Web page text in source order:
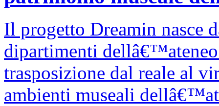
Il progetto Dreamin nasce
dipartimenti dellâ€™ateneo
trasposizione dal reale al
ambienti museali